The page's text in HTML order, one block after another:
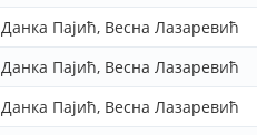
Данка Пајић, Весна Лазаревић
Данка Пајић, Весна Лазаревић
Данка Пајић, Весна Лазаревић